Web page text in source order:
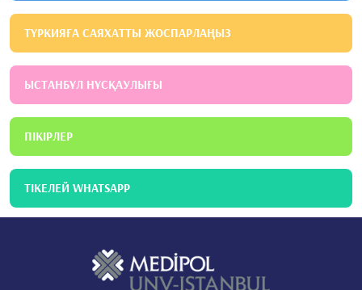
ТҮРКИЯҒА САЯХАТТЫ ЖОСПАРЛАҢЫЗ
ЫСТАНБҰЛ НҰСҚАУЛЫҒЫ
ПІКІРЛЕР
ТІКЕЛЕЙ WHATSAPP